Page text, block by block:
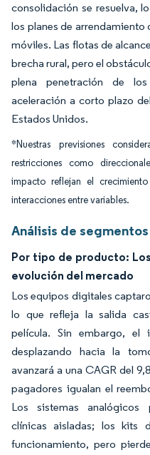
consolidación se resuelva,
los planes de arrendamiento
móviles. Las flotas de
brecha rural, pero el
plena penetración de
aceleración a corto plazo
Estados Unidos.
*Nuestras previsiones
restricciones como
impacto reflejan el
interacciones entre variables.
Análisis de segmentos
Por tipo de producto:
evolución del mercado
Los equipos digitales
lo que refleja la salida
película. Sin embargo, el
desplazando hacia la
avanzará a una CAGR del
pagadores igualan el
Los sistemas analógicos
clínicas aisladas; los kits
funcionamiento, pero